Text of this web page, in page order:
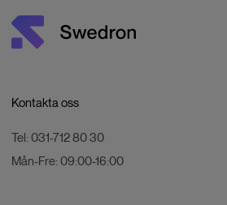
Kontakta oss
Tel: 031-712 80 30
Mån-Fre: 09:00-16:00